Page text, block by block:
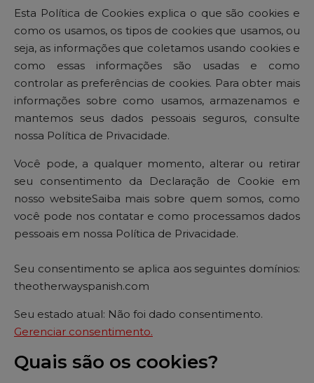
Esta Política de Cookies explica o que são cookies e
como os usamos, os tipos de cookies que usamos, ou
seja, as informações que coletamos usando cookies e
como essas informações são usadas e como
controlar as preferências de cookies. Para obter mais
informações sobre como usamos, armazenamos e
mantemos seus dados pessoais seguros, consulte
nossa Política de Privacidade.
Você pode, a qualquer momento, alterar ou retirar
seu consentimento da Declaração de Cookie em
nosso websiteSaiba mais sobre quem somos, como
você pode nos contatar e como processamos dados
pessoais em nossa Política de Privacidade.
Seu consentimento se aplica aos seguintes domínios:
theotherwayspanish.com
Seu estado atual: Não foi dado consentimento.
Gerenciar consentimento.
Quais são os cookies?